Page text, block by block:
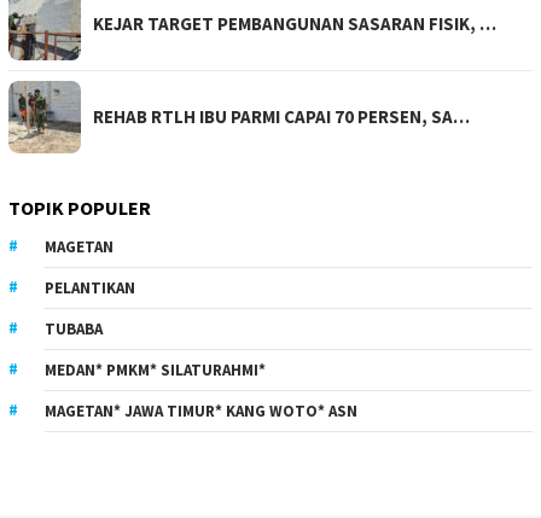
KEJAR TARGET PEMBANGUNAN SASARAN FISIK, …
REHAB RTLH IBU PARMI CAPAI 70 PERSEN, SA…
TOPIK POPULER
MAGETAN
PELANTIKAN
TUBABA
MEDAN* PMKM* SILATURAHMI*
MAGETAN* JAWA TIMUR* KANG WOTO* ASN